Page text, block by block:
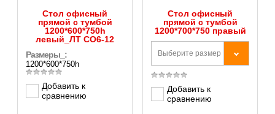
Стол офисный
прямой с тумбой
1200*600*750h
левый_ЛТ СО6-12
Размеры_:
1200*600*750h
Добавить к
сравнению
Стол офисный
прямой с тумбой
1200*700*750 правый
Выберите размер
Добавить к
сравнению